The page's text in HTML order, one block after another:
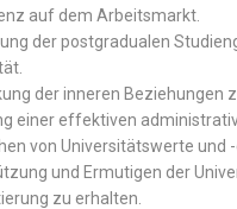
auf dem Arbeitsmarkt.
der postgradualen
der inneren Beziehungen
einer effektiven
von Universitätswerte und -
und Ermutigen der
zu erhalten.